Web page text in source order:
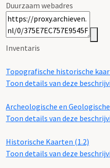
Duurzaam webadres
Inventaris
Topografische historische
Toon details van deze
Archeologische en
Toon details van deze
Historische Kaarten (1.2)
Toon details van deze